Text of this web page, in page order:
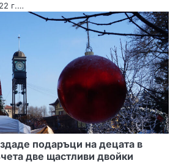
г.…
подаръци на децата в
две щастливи двойки